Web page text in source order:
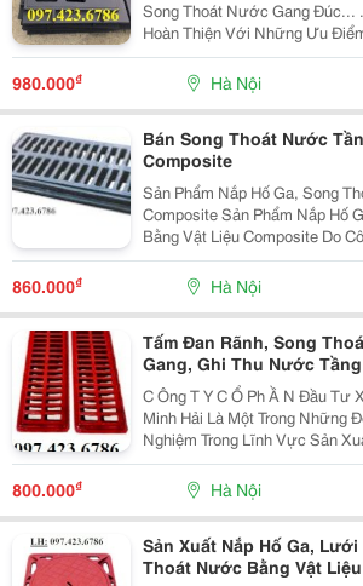
Song Thoát Nước Gang Đúc...
Hoàn Thiện Với Những Ưu
Sản Phẩm Cùng Loại Về Khả
Chịu Tải Trọng Cao, Tính
Trộm....
980.000₫ Hà Nội
Bán Song Thoát Nước
Composite
Sản Phẩm Nắp Hố Ga, Song
Composite Sản Phẩm Nắp Hố Ga, Song Thoát Nước
Bằng Vật Liệu Composite Do
Và Thương Mại Công Nghệ
Chúng Tôi Nghiên Cứu , Sản
860.000₫ Hà Nội
Tấm Đan Rãnh, Song
Gang, Ghi Thu Nước
C Ông T Y C Ổ Ph Ầ N Đầu Tư
Minh Hải Là Một Trong Những
Nghiệm Trong Lĩnh Vực Sản
Gang Cầu, Gang Xám Như:
Song Chắn Rác &Hellip; Phục
800.000₫ Hà Nội
Sản Xuất Nắp Hố Ga,
Thoát Nước Bằng Vật